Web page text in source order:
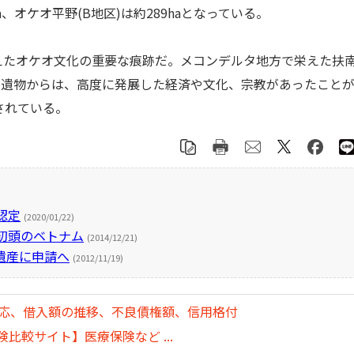
オケオ平野(B地区)は約289haとなっている。
ケオ文化の重要な痕跡だ。メコンデルタ地方で栄えた扶
物からは、高度に発展した経済や文化、宗教があったこと
ている。
定 (2020/01/22)
頭のベトナム (2014/12/21)
産に申請へ (2012/11/19)
、借入額の推移、不良債権額、信用格付
比較サイト】医療保険など ...